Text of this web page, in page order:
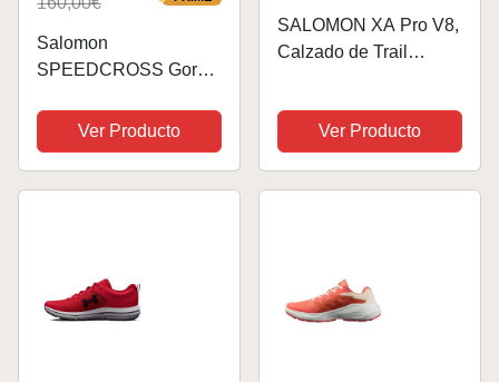
Salomon
SPEEDCROSS Gore-
Zapatillas de
senderismo para
hombre
Ver Producto
SALOMON XA Pro V8,
Calzado de Trail
Ver Producto